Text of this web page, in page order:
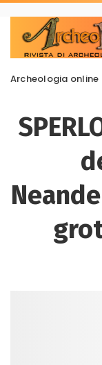
Archeologia